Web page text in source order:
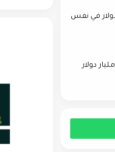
التحويلات بنسبة **77% لتصل إلى 13.8 مليار دولار، مقابل 7.8 مليار دولار في نفس
أما إجمالي التحويلات خلال الفترة من *يناير إلى نوفمبر 2024، فقد سجل ض26.3 مليار دولار، بزيادة 47.1%مقارنة بـ17.9 مليار دولار